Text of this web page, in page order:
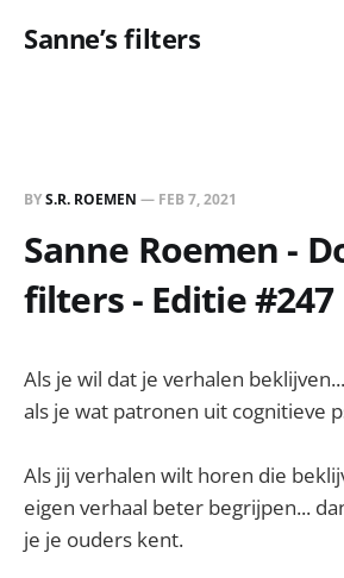
Sanne’s filters
BYS.R. ROEMEN — FEB 7, 2021
Sanne Roemen -
filters - Editie #247
Als je wil dat je verhalen
als je wat patronen uit cognitieve
Als jij verhalen wilt horen die
eigen verhaal beter begrijpen...
je je ouders kent.